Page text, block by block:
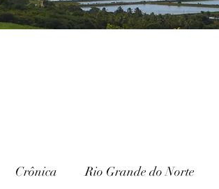
Crônica Rio Grande do Norte